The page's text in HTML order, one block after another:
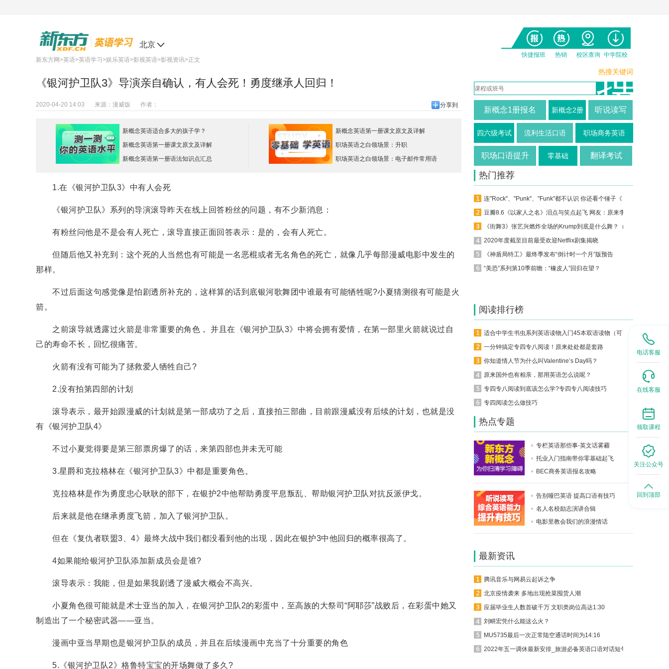
北京
快捷报班 热销 校区查询 中学院校
新东方网>英语>英语学习 >娱乐英语>影视英语>影视资讯>正文
《银河护卫队3》导演亲自确认，有人会死！勇度继承人回归！
2020-04-20 14:03 来源： 漫威饭 作者： 分享到
新概念英语适合多大的孩子学？
新概念英语第一册课文原文及详解
新概念英语第一册语法知识点汇总
新概念英语第一册课文原文及详解
职场英语之白领场景：升职
职场英语之白领场景：电子邮件常用语
1.在《银河护卫队3》中有人会死
《银河护卫队》系列的导演滚导昨天在线上回答粉丝的问题，有不少新消息：
有粉丝问他是不是会有人死亡，滚导直接正面回答表示：是的，会有人死亡。
但随后他又补充到：这个死的人当然也有可能是一名恶棍或者无名角色的死亡，就像几乎每部漫威电影中发生的
那样。
不过后面这句感觉像是怕剧透所补充的，这样算的话到底银河歌舞团中谁最有可能牺牲呢?小夏猜测很有可能是火
箭。
之前滚导就透露过火箭是非常重要的角色， 并且在《银河护卫队3》中将会拥有爱情，在第一部里火箭就说过自
己的寿命不长，回忆很痛苦。
火箭有没有可能为了拯救爱人牺牲自己?
2.没有拍第四部的计划
滚导表示，最开始跟漫威的计划就是第一部成功了之后，直接拍三部曲，目前跟漫威没有后续的计划，也就是没
有《银河护卫队4》
不过小夏觉得要是第三部票房爆了的话，来第四部也并未无可能
3.星爵和克拉格林在《银河护卫队3》中都是重要角色。
克拉格林是作为勇度忠心耿耿的部下，在银护2中他帮助勇度平息叛乱、帮助银河护卫队对抗反派伊戈。
后来就是他在继承勇度飞箭，加入了银河护卫队。
但在《复仇者联盟3、4》最终大战中我们都没看到他的出现，因此在银护3中他回归的概率很高了。
4如果能给银河护卫队添加新成员会是谁?
滚导表示：我能，但是如果我剧透了漫威大概会不高兴。
小夏角色很可能就是术士亚当的加入，在银河护卫队2的彩蛋中，至高族的大祭司“阿耶莎”战败后，在彩蛋中她又
制造出了一个秘密武器——亚当。
漫画中亚当早期也是银河护卫队的成员，并且在后续漫画中充当了十分重要的角色
5.《银河护卫队2》格鲁特宝宝的开场舞做了多久?
热搜关键词
新概念1册报名 新概念2册 听说读写
四六级考试 流利生活口语 职场商务英语
职场口语提升 零基础 翻译考试
热门推荐
2020年度截至目前最受欢迎Netflix剧集揭晓
《神盾局特工》最终季发布“倒计时一个月”版预告
“美恐”系列第10季前瞻：“橡皮人”回归在望？
阅读排行榜
一分钟搞定专四专八阅读！原来处处都是套路
你知道情人节为什么叫Valentine’s Day吗？
原来国外也有相亲，那用英语怎么说呢？
专四专八阅读到底该怎么学?专四专八阅读技巧
专四阅读怎么做技巧
热点专题
专栏英语那些事-英文话雾霾
托业入门指南带你零基础起飞
BEC商务英语报名攻略
告别哑巴英语 提高口语有技巧
名人名校励志演讲合辑
电影里教会我们的浪漫情话
最新资讯
腾讯音乐与网易云起诉之争
北京疫情袭来 多地出现抢菜囤货人潮
应届毕业生人数首破千万 文职类岗位高达1:30
刘畊宏凭什么能这么火？
MU5735最后一次正常陆空通话时间为14:16
2022年五一调休最新安排_旅游必备英语口语对话短句
电话客服
在线客服
领取课程
关注公众号
回到顶部